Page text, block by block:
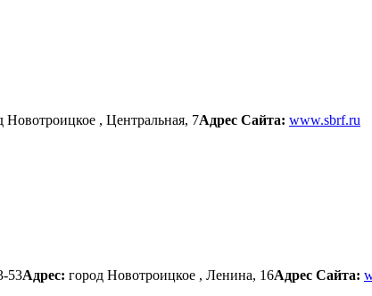
Новотроицкое , Центральная, 7Адрес Сайта: www.sbrf.ru
53Адрес: город Новотроицкое , Ленина, 16Адрес Сайта: